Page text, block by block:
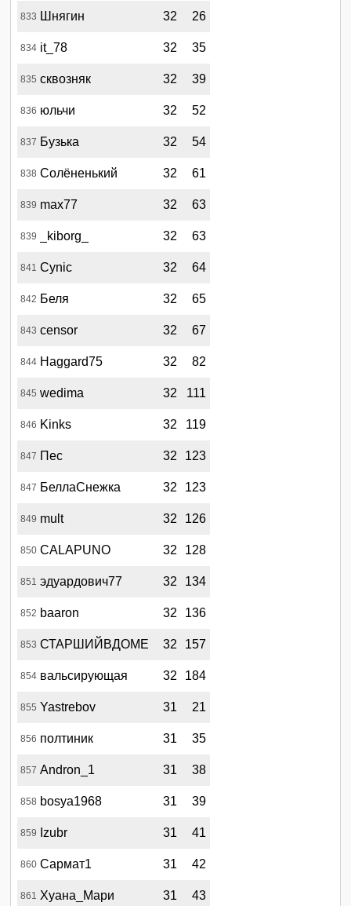
833 Шнягин 32 26
834 it_78 32 35
835 сквозняк 32 39
836 юльчи 32 52
837 Бузька 32 54
838 Солёненький 32 61
839 max77 32 63
839 _kiborg_ 32 63
841 Cynic 32 64
842 Беля 32 65
843 censor 32 67
844 Haggard75 32 82
845 wedima 32 111
846 Kinks 32 119
847 Пес 32 123
847 БеллаСнежка 32 123
849 mult 32 126
850 CALAPUNO 32 128
851 эдуардович77 32 134
852 baaron 32 136
853 СТАРШИЙВДОМЕ 32 157
854 вальсирующая 32 184
855 Yastrebov 31 21
856 полтиник 31 35
857 Andron_1 31 38
858 bosya1968 31 39
859 Izubr 31 41
860 Сармат1 31 42
861 Хуана_Мари 31 43